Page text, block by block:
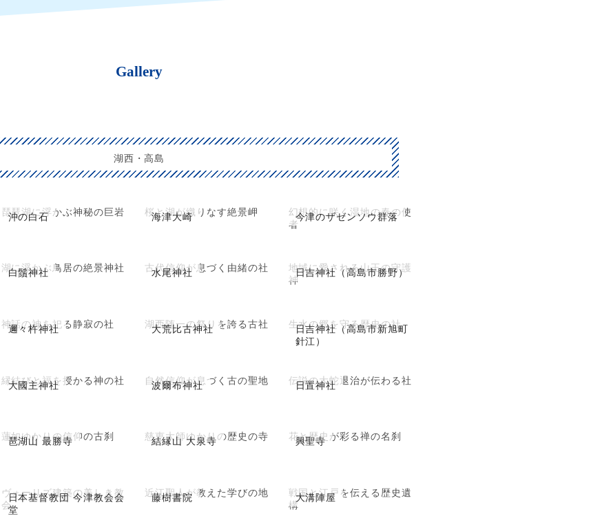
Gallery
湖西・高島
沖の白石
琵琶湖に浮かぶ神秘の巨岩 海津大崎
桜と湖が織りなす絶景岬 今津のザゼンソウ群落
幻想的に咲く湿地の春の使
者
白鬚神社
湖に浮かぶ鳥居の絶景神社 水尾神社
古代信仰が息づく由緒の社 日吉神社（高島市勝野）
地域に愛される山王の守護
神
邇々杵神社
神話の神を祀る静寂の社 大荒比古神社
湖西随一の祭りを誇る古社
日吉神社（高島市新旭町
針江）
生水の郷を守る歴史の社
大國主神社
縁結びと福を授かる神の社 波爾布神社
自然信仰が息づく古の聖地 日置神社
伝説の大蛇退治が伝わる社
琶湖山 最勝寺
蓮如ゆかりの信仰の古刹 結縁山 大泉寺
慈恵大師ゆかりの歴史の寺 興聖寺
花と歴史が彩る禅の名刹
日本基督教団 今津教会会
堂
ヴォーリズ建築の美しき教
会
藤樹書院
近江聖人が教えた学びの地 大溝陣屋
戦国と江戸を伝える歴史遺
構